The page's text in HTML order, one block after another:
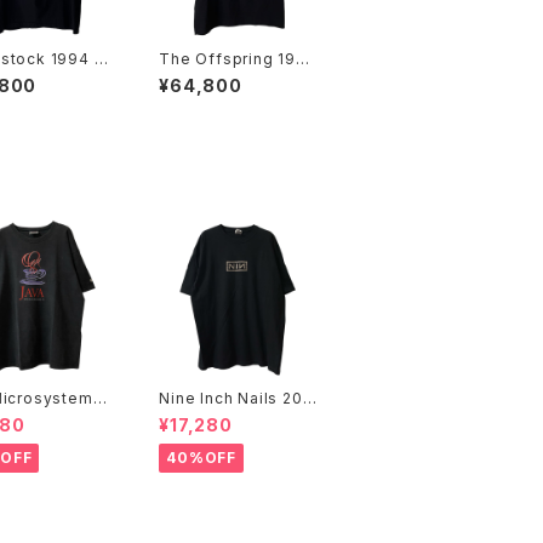
1994 2
Of Peac
Band Tee
The Offspring 1994
Smash Band Tee
¥64,800
1
DAY CMU
Tee
Nine Inch Nails 200
5 Live with Teeth B
and Tee
¥17,280
40%OFF